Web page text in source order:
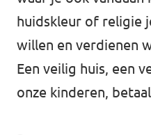
huidskleur of religie
willen en verdienen
Een veilig huis, een
onze kinderen,